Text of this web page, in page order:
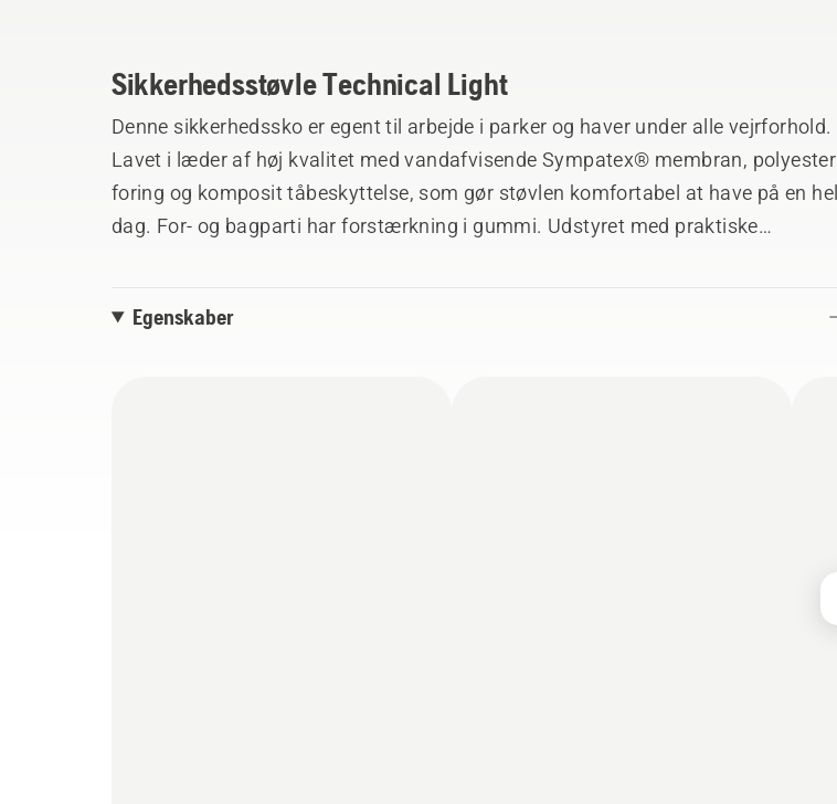
Sikkerhedsstøvle Technical Light
Denne sikkerhedssko er egent til arbejde i parker og haver under alle vejrforhold.
Lavet i læder af høj kvalitet med vandafvisende Sympatex® membran, polyester
foring og komposit tåbeskyttelse, som gør støvlen komfortabel at have på en hel
dag. For- og bagparti har forstærkning i gummi. Udstyret med praktiske
47.Egenskaber